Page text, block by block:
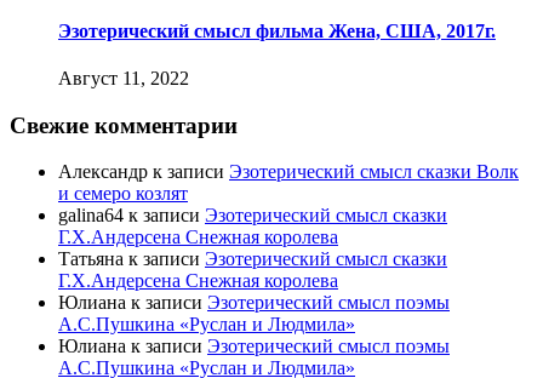
Эзотерический смысл фильма Жена, США, 2017г.
Август 11, 2022
Свежие комментарии
Александр к записи Эзотерический смысл сказки Волк
и семеро козлят
galina64 к записи Эзотерический смысл сказки
Г.Х.Андерсена Снежная королева
Татьяна к записи Эзотерический смысл сказки
Г.Х.Андерсена Снежная королева
Юлиана к записи Эзотерический смысл поэмы
А.С.Пушкина «Руслан и Людмила»
Юлиана к записи Эзотерический смысл поэмы
А.С.Пушкина «Руслан и Людмила»